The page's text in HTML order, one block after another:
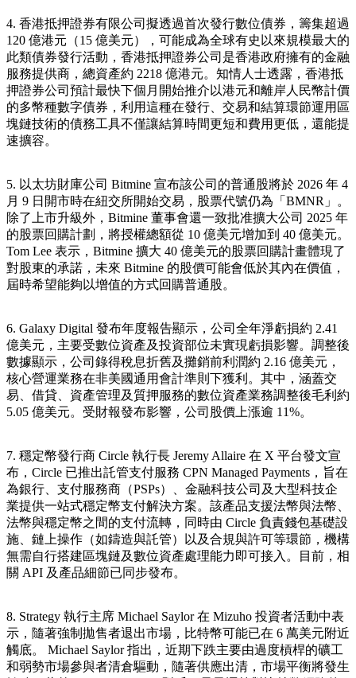
4. 香港抵押證券有限公司擬透過首次發行數位債券，籌集超過
120 億港元（15 億美元），可能成為全球有史以來規模最大的
此類債券發行活動，香港抵押證券公司是香港政府擁有的金融
服務提供商，總資產約 2218 億港元。知情人士透露，香港抵
押證券公司預計最快下個月開始推介以港元和離岸人民幣計價
的多幣種數字債券，利用這種在發行、交易和結算環節運用區
塊鏈技術的債務工具不僅讓結算時間更短和費用更低，還能提
速擴容。
5. 以太坊財庫公司 Bitmine 宣布該公司的普通股將於 2026 年 4
月 9 日開市時在紐交所開始交易，股票代號仍為「BMNR」。
除了上市升級外，Bitmine 董事會還一致批准擴大公司 2025 年
的股票回購計劃，將授權總額從 10 億美元增加到 40 億美元。
Tom Lee 表示，Bitmine 擴大 40 億美元的股票回購計畫體現了
對股東的承諾，未來 Bitmine 的股價可能會低於其內在價值，
屆時希望能夠以增值的方式回購普通股。
6. Galaxy Digital 發布年度報告顯示，公司全年淨虧損約 2.41
億美元，主要受數位資產及投資部位未實現虧損影響。調整後
數據顯示，公司錄得稅息折舊及攤銷前利潤約 2.16 億美元，
核心營運業務在非美國通用會計準則下獲利。其中，涵蓋交
易、借貸、資產管理及質押服務的數位資產業務調整後毛利約
5.05 億美元。受財報發布影響，公司股價上漲逾 11%。
7. 穩定幣發行商 Circle 執行長 Jeremy Allaire 在 X 平台發文宣
布，Circle 已推出託管支付服務 CPN Managed Payments，旨在
為銀行、支付服務商（PSPs）、金融科技公司及大型科技企
業提供一站式穩定幣支付解決方案。該產品支援法幣與法幣、
法幣與穩定幣之間的支付流轉，同時由 Circle 負責錢包基礎設
施、鏈上操作（如鑄造與託管）以及合規與許可等環節，機構
無需自行搭建區塊鏈及數位資產處理能力即可接入。目前，相
關 API 及產品細節已同步發布。
8. Strategy 執行主席 Michael Saylor 在 Mizuho 投資者活動中表
示，隨著強制拋售者退出市場，比特幣可能已在 6 萬美元附近
觸底。 Michael Saylor 指出，近期下跌主要由過度槓桿的礦工
和弱勢市場參與者清倉驅動，隨著供應出清，市場平衡將發生